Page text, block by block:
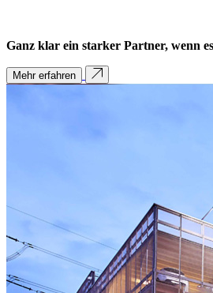
Ganz klar ein starker Partner, wenn
Mehr erfahren